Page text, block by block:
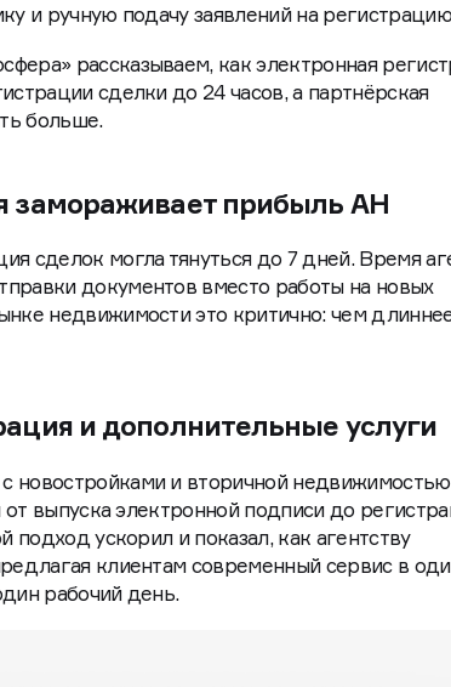
и ручную подачу заявлений на
рассказываем, как электронная
сделки до 24 часов, а партнёрская
больше.
замораживает прибыль АН
сделок могла тянуться до 7 дней. Время
документов вместо работы на новых
недвижимости это критично: чем
и дополнительные услуги
новостройками и вторичной
выпуска электронной подписи до
подход ускорил и показал, как агентству
клиентам современный сервис в
рабочий день.